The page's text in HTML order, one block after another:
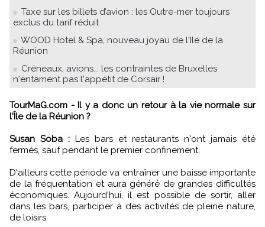
Taxe sur les billets d’avion : les Outre-mer toujours
exclus du tarif réduit
WOOD Hotel & Spa, nouveau joyau de l'Ile de la
Réunion
Créneaux, avions... les contraintes de Bruxelles
n'entament pas l'appétit de Corsair !
TourMaG.com - Il y a donc un retour à la vie normale sur
l'Île de la Réunion ?
Susan Soba : Les bars et restaurants n'ont jamais été
fermés, sauf pendant le premier confinement.
D'ailleurs cette période va entraîner une baisse importante
de la fréquentation et aura généré de grandes difficultés
économiques. Aujourd'hui, il est possible de sortir, aller
dans les bars, participer à des activités de pleine nature,
de loisirs.